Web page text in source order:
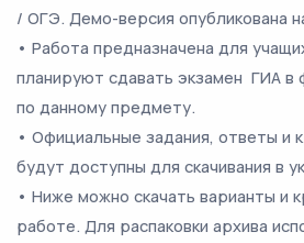
/ ОГЭ. Демо-версия опубликована
• Работа предназначена для
планируют сдавать экзамен ГИА
по данному предмету.
• Официальные задания, ответы и
будут доступны для скачивания в
• Ниже можно скачать варианты и
работе. Для распаковки архива